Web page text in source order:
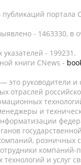
портала
- 1463330, в
- 199231.
книги CNews -
это руководители и
отраслей
и
розничных
компаний-
и услуг